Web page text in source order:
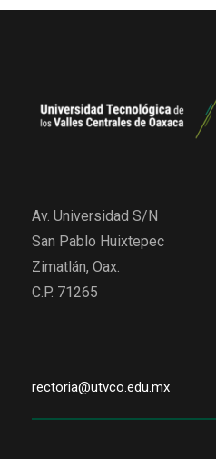
Av. Universidad S/N
San Pablo Huixtepec
Zimatlán, Oax.
C.P. 71265
rectoria@utvco.edu.mx